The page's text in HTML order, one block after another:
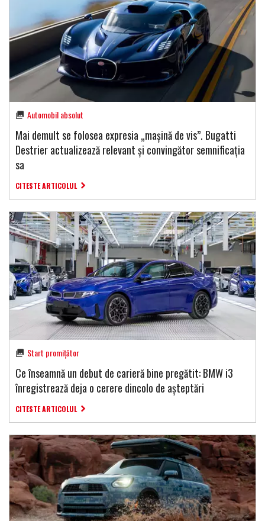
Automobil absolut
Mai demult se folosea expresia „mașină de vis”. Bugatti
Destrier actualizează relevant și convingător semnificația
sa
CITESTE ARTICOLUL
Start promițător
Ce înseamnă un debut de carieră bine pregătit: BMW i3
înregistrează deja o cerere dincolo de așteptări
CITESTE ARTICOLUL